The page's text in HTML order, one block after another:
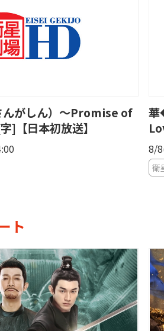
がしん）〜Promise of
]【日本初放送】
華
8/
衛
ト